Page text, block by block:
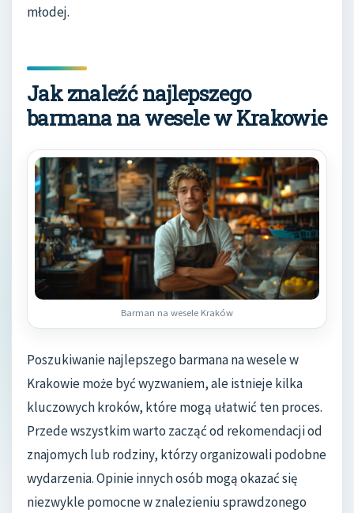
młodej.
Jak znaleźć najlepszego
barmana na wesele w Krakowie
Barman na wesele Kraków
Poszukiwanie najlepszego barmana na wesele w
Krakowie może być wyzwaniem, ale istnieje kilka
kluczowych kroków, które mogą ułatwić ten proces.
Przede wszystkim warto zacząć od rekomendacji od
znajomych lub rodziny, którzy organizowali podobne
wydarzenia. Opinie innych osób mogą okazać się
niezwykle pomocne w znalezieniu sprawdzonego